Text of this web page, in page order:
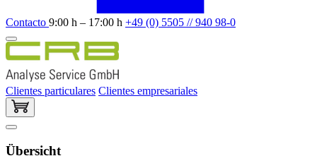
Contacto 9:00 h – 17:00 h +49 (0) 5505 // 940 98-0
Clientes particulares Clientes empresariales
Übersicht